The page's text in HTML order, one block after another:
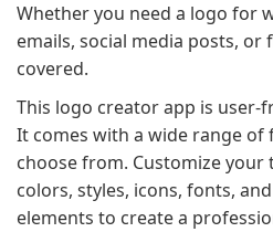
Whether you need a logo for
emails, social media posts, or
covered.
This logo creator app is user-
It comes with a wide range
choose from. Customize your
colors, styles, icons, fonts,
elements to create a